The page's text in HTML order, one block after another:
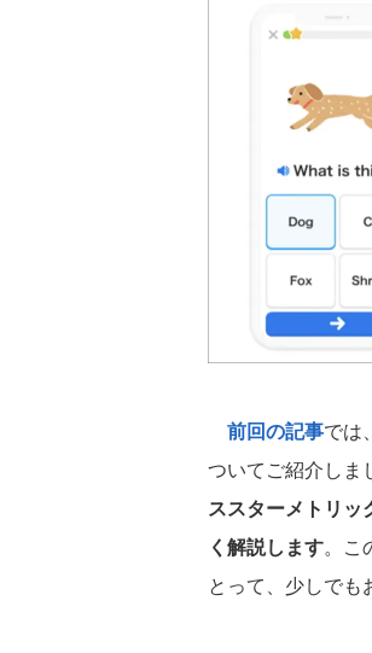
前回の記事では
ついてご紹介しま
ススターメトリッ
く解説します。こ
とって、少しでも